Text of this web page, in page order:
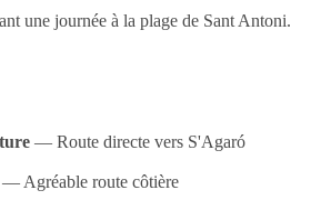
une journée à la plage de Sant Antoni.
— Route directe vers S'Agaró
— Agréable route côtière